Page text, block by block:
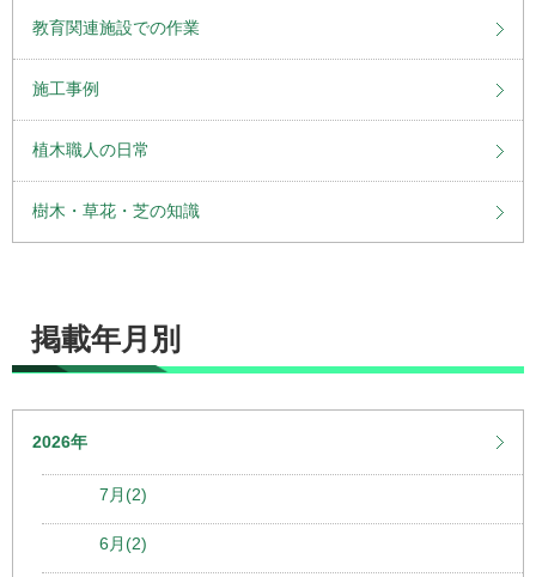
教育関連施設での作業
施工事例
植木職人の日常
樹木・草花・芝の知識
掲載年月別
2026年
7月(2)
6月(2)